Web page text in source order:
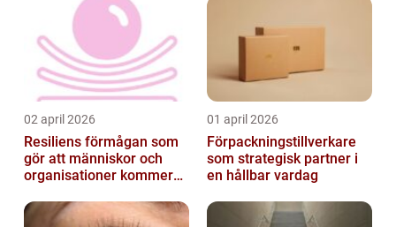
02 april 2026
Resiliens förmågan som
gör att människor och
organisationer kommer
01 april 2026
Förpackningstillverkare
som strategisk partner i
en hållbar vardag